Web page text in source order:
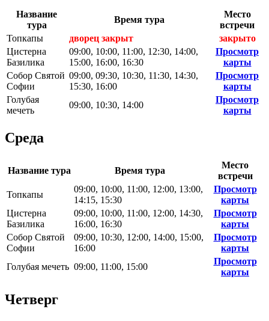
Название
тура
Время тура
Место
встречи
Топкапы
дворец закрыт
закрыто
Цистерна
Базилика
09:00, 10:00, 11:00, 12:30, 14:00,
15:00, 16:00, 16:30
Просмотр
карты
Собор Святой
Софии
09:00, 09:30, 10:30, 11:30, 14:30,
15:30, 16:00
Просмотр
карты
Голубая
мечеть
09:00, 10:30, 14:00
Просмотр
карты
Среда
Название тура Время тура
Место
встречи
Топкапы
09:00, 10:00, 11:00, 12:00, 13:00,
14:15, 15:30
Просмотр
карты
Цистерна
Базилика
09:00, 10:00, 11:00, 12:00, 14:30,
16:00, 16:30
Просмотр
карты
Собор Святой
Софии
09:00, 10:30, 12:00, 14:00, 15:00,
16:00
Просмотр
карты
Голубая мечеть 09:00, 11:00, 15:00
Просмотр
карты
Четверг